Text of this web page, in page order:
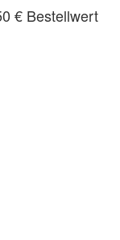
€ Bestellwert